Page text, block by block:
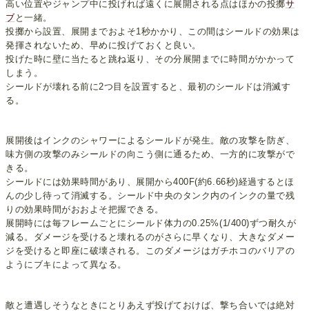
高い位置やジャンプ中に投げれば遠くに展開される点はほかの投擲サ
ブ と一緒。
投擲から設置、展開までおよそ1秒かかり、この間はシールドの効果は
発揮されないため、早めに投げておくと良い。
投げた時に壁に当たると跳ね返り、その分展開までに時間がかかって
しまう。
シールドが壊れる前に2つ目を設置すると、最初のシールドは消滅す
る。
展開後はインクのシャワーによるシールドが発生。敵の攻撃を防ぎ、
味方側の攻撃のみシールドの向こう側に通るため、一方的に攻撃がで
きる。
シールドには効果時間があり、展開から400F(約6.66秒)経過するとほ
んの少し待って消滅する。シールド中央のタンク内のインクの量で残
りの効果時間がおおよそ把握できる。
展開時には毎フレームごとにシールド体力の0.25%(1/400)ずつ耐久が
減る。ダメージを受けると壊れるのがさらに早くなり、大きなダメー
ジを受けると即座に破壊される。このダメージはガチホコのバリアの
ようにブキによって異なる。
敵と遭遇しそうなときにとりあえず投げておけば、撃ち合いでは絶対